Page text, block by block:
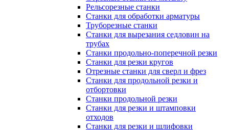
Рельсорезные станки
Станки для обработки арматуры
Труборезные станки
Станки для вырезания седловин на
трубаx
Станки продольно-поперечной резки
Станки для резки кругов
Отрезные станки для сверл и фрез
Станки для продольной резки и
отбортовки
Станки продольной резки
Станки для резки и штамповки
отходов
Станки для резки и шлифовки